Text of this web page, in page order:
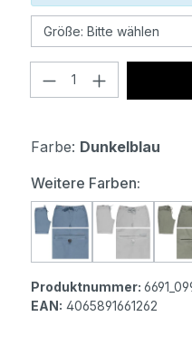
Produkt
Farbe: Dunkelblau
Weitere Farben:
MAC Jogn Short
MAC
Produktnummer:
EAN: 4065891661262